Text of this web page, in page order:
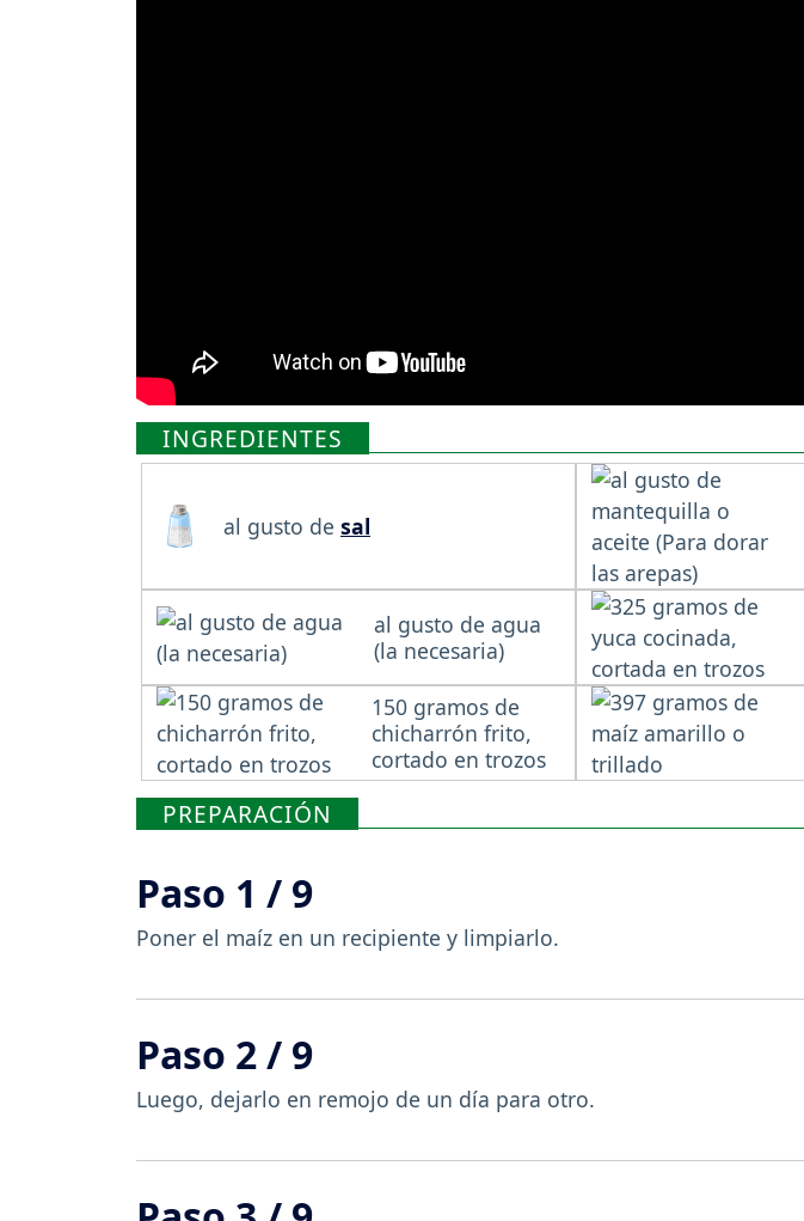
INGREDIENTES
al gusto de sal
al gusto de agua
(la necesaria)
150 gramos de
chicharrón frito,
cortado en trozos
PREPARACIÓN
Paso 1 / 9
Poner el maíz en un recipiente y limpiarlo.
Paso 2 / 9
Luego, dejarlo en remojo de un día para otro.